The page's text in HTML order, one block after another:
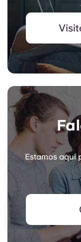
Estamos aqui